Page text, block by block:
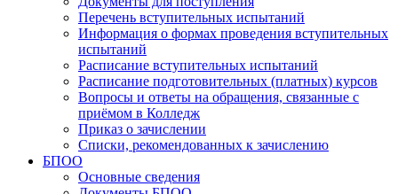
Перечень вступительных испытаний
Информация о формах проведения вступительных
испытаний
Расписание вступительных испытаний
Расписание подготовительных (платных) курсов
Вопросы и ответы на обращения, связанные с
приёмом в Колледж
Приказ о зачислении
Списки, рекомендованных к зачислению
БПОО
Основные сведения